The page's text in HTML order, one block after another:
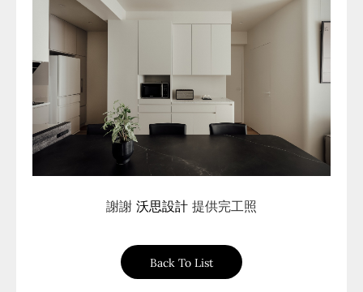
謝謝 沃思設計 提供完工照
Back To List